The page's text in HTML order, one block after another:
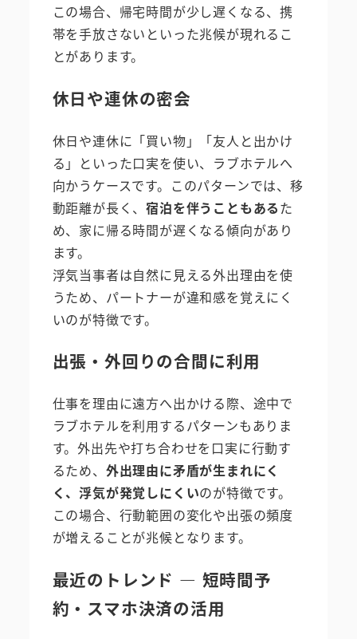
この場合、帰宅時間が少し遅くなる、携
帯を手放さないといった兆候が現れるこ
とがあります。
休日や連休の密会
休日や連休に「買い物」「友人と出かけ
る」といった口実を使い、ラブホテルへ
向かうケースです。このパターンでは、移
動距離が長く、宿泊を伴うこともあるた
め、家に帰る時間が遅くなる傾向があり
ます。
浮気当事者は自然に見える外出理由を使
うため、パートナーが違和感を覚えにく
いのが特徴です。
出張・外回りの合間に利用
仕事を理由に遠方へ出かける際、途中で
ラブホテルを利用するパターンもありま
す。外出先や打ち合わせを口実に行動す
るため、 外出理由に矛盾が生まれにく
く、浮気が発覚しにくいのが特徴です。
この場合、行動範囲の変化や出張の頻度
が増えることが兆候となります。
最近のトレンド ― 短時間予
約・スマホ決済の活用